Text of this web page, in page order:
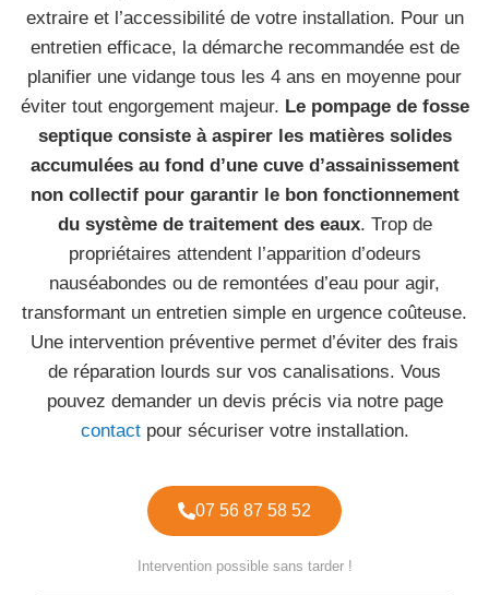
extraire et l’accessibilité de votre installation. Pour un
entretien efficace, la démarche recommandée est de
planifier une vidange tous les 4 ans en moyenne pour
éviter tout engorgement majeur. Le pompage de fosse
septique consiste à aspirer les matières solides
accumulées au fond d’une cuve d’assainissement
non collectif pour garantir le bon fonctionnement
du système de traitement des eaux. Trop de
propriétaires attendent l’apparition d’odeurs
nauséabondes ou de remontées d’eau pour agir,
transformant un entretien simple en urgence coûteuse.
Une intervention préventive permet d’éviter des frais
de réparation lourds sur vos canalisations. Vous
pouvez demander un devis précis via notre page
contactpour sécuriser votre installation.
07 56 87 58 52
Intervention possible sans tarder !